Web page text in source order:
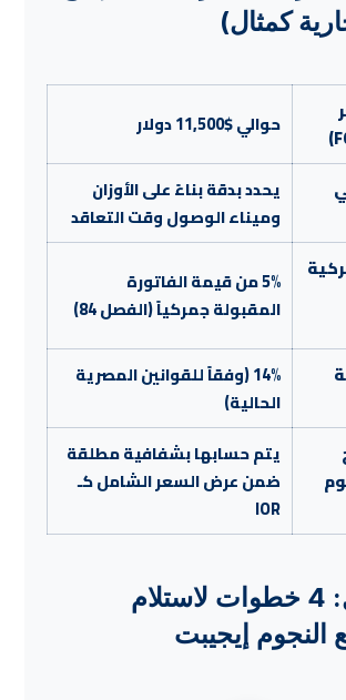
كمثال)
حوالي $11,500 دولار
يحدد بدقة بناءً على الأوزان
وميناء الوصول وقت التعاقد
5% من قيمة الفاتورة
المقبولة جمركياً (الفصل 84)
14% (وفقاً للقوانين المصرية
الحالية)
يتم حسابها بشفافية مطلقة
ضمن عرض السعر الشامل كـ
IOR
آلية العمل: 4 خطوات لاستلام
إيجيبت